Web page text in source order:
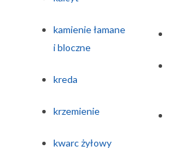
kamienie łamane
i bloczne
kreda
krzemienie
kwarc żyłowy